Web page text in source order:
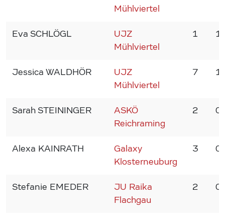
Mühlviertel
Eva SCHLÖGL
UJZ
Mühlviertel
1 1
Jessica WALDHÖR
UJZ
Mühlviertel
7 1
Sarah STEININGER
ASKÖ
Reichraming
2 0
Alexa KAINRATH
Galaxy
Klosterneuburg
3 0
Stefanie EMEDER
JU Raika
Flachgau
2 0